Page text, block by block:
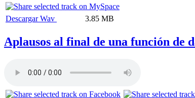
Descargar Wav 3.85 MB
Aplausos al final de una función de